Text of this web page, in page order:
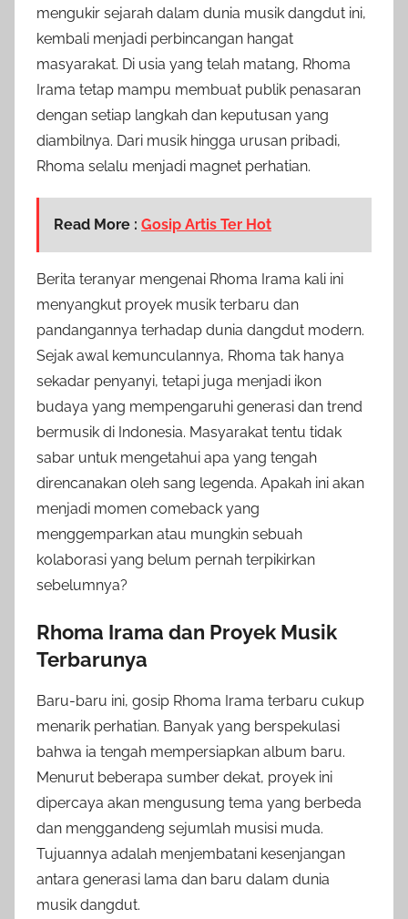
mengukir sejarah dalam dunia musik dangdut ini,
kembali menjadi perbincangan hangat
masyarakat. Di usia yang telah matang, Rhoma
Irama tetap mampu membuat publik penasaran
dengan setiap langkah dan keputusan yang
diambilnya. Dari musik hingga urusan pribadi,
Rhoma selalu menjadi magnet perhatian.
Read More : Gosip Artis Ter Hot
Berita teranyar mengenai Rhoma Irama kali ini
menyangkut proyek musik terbaru dan
pandangannya terhadap dunia dangdut modern.
Sejak awal kemunculannya, Rhoma tak hanya
sekadar penyanyi, tetapi juga menjadi ikon
budaya yang mempengaruhi generasi dan trend
bermusik di Indonesia. Masyarakat tentu tidak
sabar untuk mengetahui apa yang tengah
direncanakan oleh sang legenda. Apakah ini akan
menjadi momen comeback yang
menggemparkan atau mungkin sebuah
kolaborasi yang belum pernah terpikirkan
sebelumnya?
Rhoma Irama dan Proyek Musik
Terbarunya
Baru-baru ini, gosip Rhoma Irama terbaru cukup
menarik perhatian. Banyak yang berspekulasi
bahwa ia tengah mempersiapkan album baru.
Menurut beberapa sumber dekat, proyek ini
dipercaya akan mengusung tema yang berbeda
dan menggandeng sejumlah musisi muda.
Tujuannya adalah menjembatani kesenjangan
antara generasi lama dan baru dalam dunia
musik dangdut.